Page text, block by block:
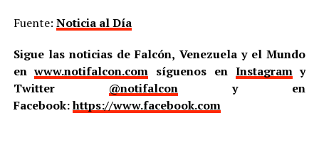
Fuente: Noticia al Día
Sigue las noticias de Falcón, Venezuela y el Mundo
enwww.notifalcon.com síguenos en Instagramy
Twitter @notifalcony en
Facebook:https://www.facebook.com